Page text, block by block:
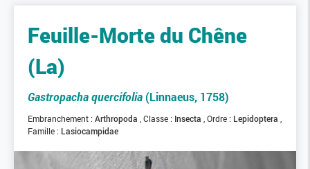
Feuille-Morte du Chêne
(La)
Gastropacha quercifolia (Linnaeus, 1758)
Embranchement : Arthropoda Classe : Insecta Ordre : Lepidoptera
Famille : Lasiocampidae